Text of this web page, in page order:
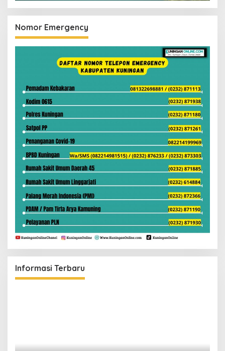
Nomor Emergency
Informasi Terbaru